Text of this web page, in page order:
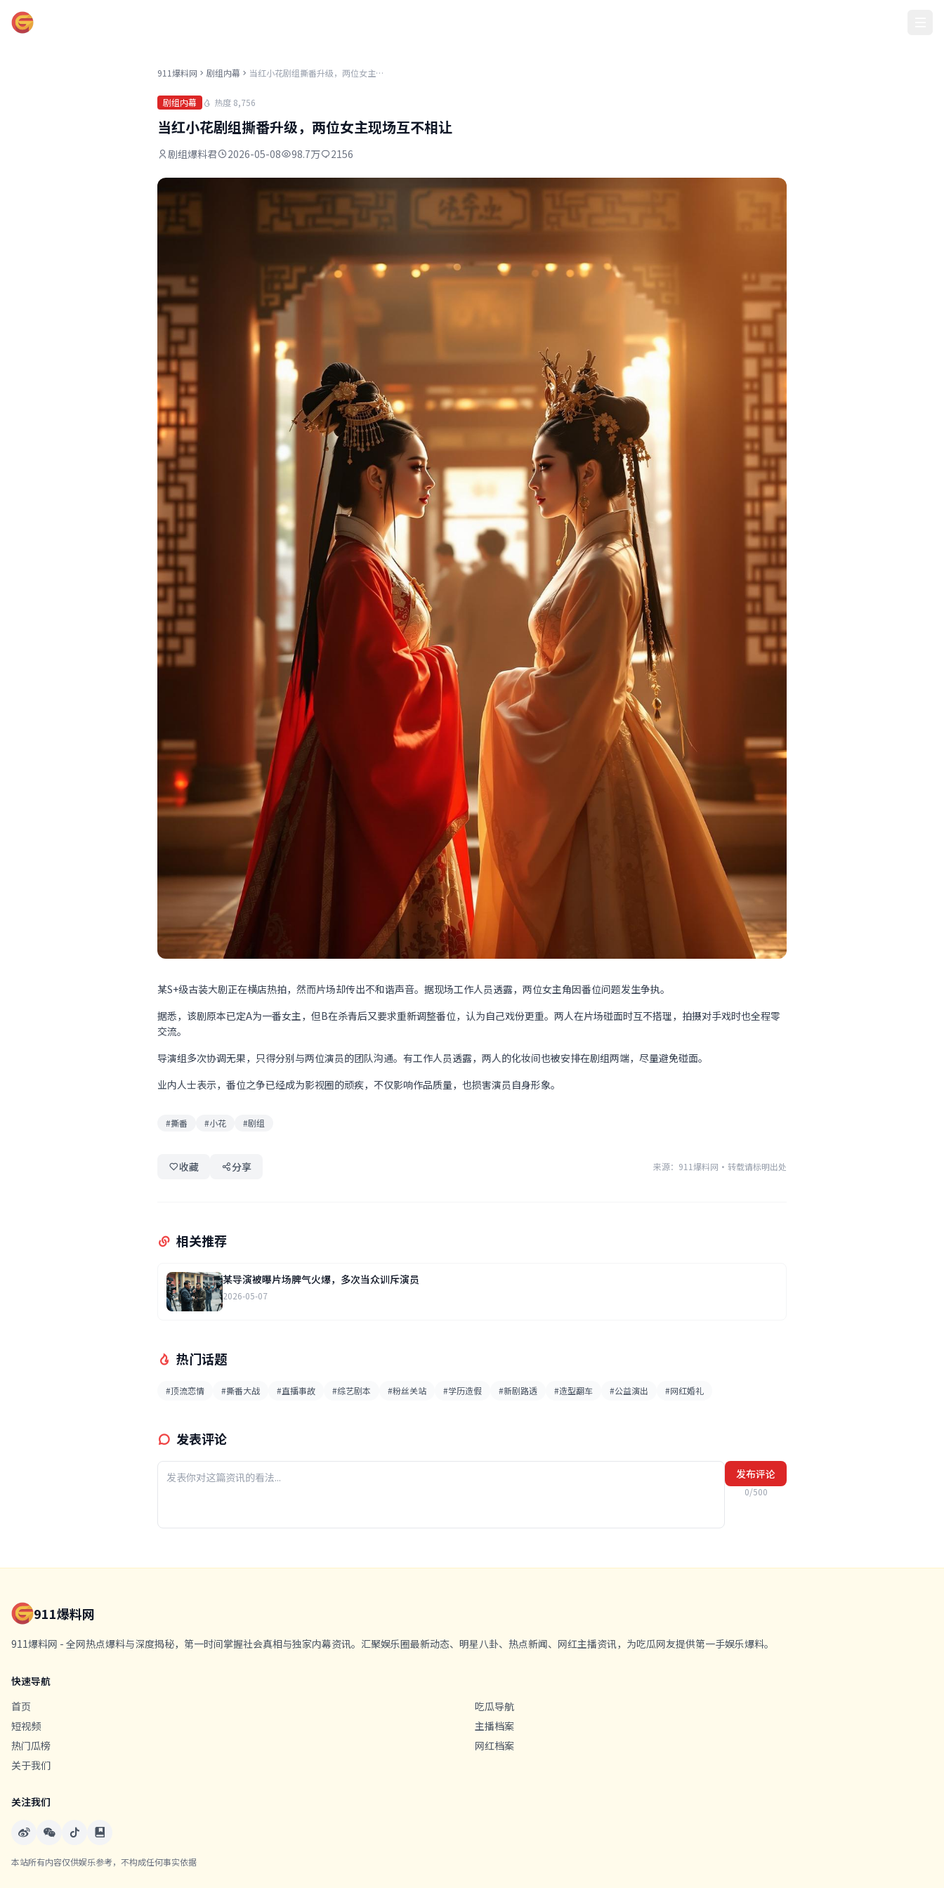
911爆料网 剧组内幕 当红小花剧组撕番升级，两位女主现场互不相让
剧组内幕 热度 8,756
当红小花剧组撕番升级，两位女主现场互不相让
剧组爆料君 2026-05-08 98.7万 2156
某S+级古装大剧正在横店热拍，然而片场却传出不和谐声音。据现场工作人员透露，两位女主角因番位问题发生争执。
据悉，该剧原本已定A为一番女主，但B在杀青后又要求重新调整番位，认为自己戏份更重。两人在片场碰面时互不搭理，拍摄对手戏时也全程零
交流。
导演组多次协调无果，只得分别与两位演员的团队沟通。有工作人员透露，两人的化妆间也被安排在剧组两端，尽量避免碰面。
业内人士表示，番位之争已经成为影视圈的顽疾，不仅影响作品质量，也损害演员自身形象。
#撕番 #小花 #剧组
收藏 分享 来源：911爆料网 · 转载请标明出处
相关推荐
某导演被曝片场脾气火爆，多次当众训斥演员
2026-05-07
热门话题
#顶流恋情 #撕番大战 #直播事故 #综艺剧本 #粉丝关站 #学历造假 #新剧路透 #造型翻车 #公益演出 #网红婚礼
发表评论
发布评论
0/500
911爆料网
911爆料网 - 全网热点爆料与深度揭秘，第一时间掌握社会真相与独家内幕资讯。汇聚娱乐圈最新动态、明星八卦、热点新闻、网红主播资讯，为吃瓜网友提供第一手娱乐爆料。
快速导航
首页
吃瓜导航
短视频
主播档案
热门瓜榜
网红档案
关于我们
关注我们
本站所有内容仅供娱乐参考，不构成任何事实依据